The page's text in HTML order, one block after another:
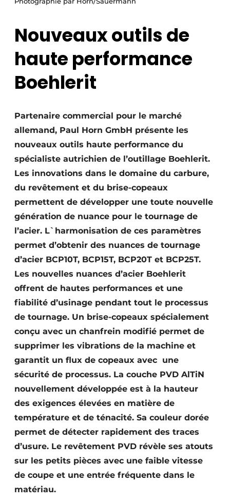
Nouveaux outils de
haute performance
Boehlerit
Partenaire commercial pour le marché
allemand, Paul Horn GmbH présente les
nouveaux outils haute performance du
spécialiste autrichien de l’outillage Boehlerit.
Les innovations dans le domaine du carbure,
du revêtement et du brise-copeaux
permettent de développer une toute nouvelle
génération de nuance pour le tournage de
l’acier. L`harmonisation de ces paramètres
permet d’obtenir des nuances de tournage
d’acier BCP10T, BCP15T, BCP20T et BCP25T.
Les nouvelles nuances d’acier Boehlerit
offrent de hautes performances et une
fiabilité d’usinage pendant tout le processus
de tournage. Un brise-copeaux spécialement
conçu avec un chanfrein modifié permet de
supprimer les vibrations de la machine et
garantit un flux de copeaux avec une
sécurité de processus. La couche PVD AlTiN
nouvellement développée est à la hauteur
des exigences élevées en matière de
température et de ténacité. Sa couleur dorée
permet de détecter rapidement des traces
d’usure. Le revêtement PVD révèle ses atouts
sur les petits pièces avec une faible vitesse
de coupe et une entrée fréquente dans le
matériau.